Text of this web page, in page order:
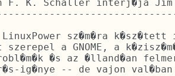
F. K. Schaller interj�ja Jim
sz�m�ra
szerepel a GNOME, a
�s az �lland�an
ig�nye -- de vajon val�ban